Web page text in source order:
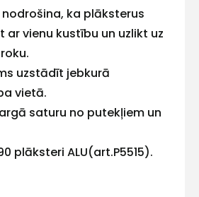
ka plāksterus
ar vienu kustību un uzlikt uz
uzstādīt jebkurā
vietā.
saturu no putekļiem un
plāksteri ALU(art.P5515).
Vārds
E-pasts